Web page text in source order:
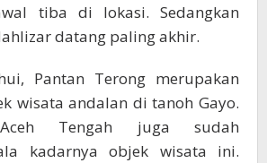
tiba di lokasi. Sedangkan
datang paling akhir.
Pantan Terong merupakan
wisata andalan di tanoh Gayo.
Tengah juga sudah
kadarnya objek wisata ini.